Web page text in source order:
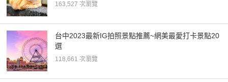
163,527 次瀏覽
台中2023最新IG拍照景點推薦~網美最愛打卡景點20
選
118,661 次瀏覽